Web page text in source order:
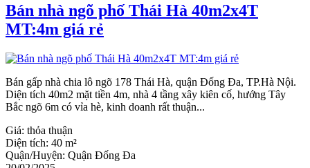
Bán nhà ngõ phố Thái Hà 40m2x4T
MT:4m giá rẻ
Bán gấp nhà chia lô ngõ 178 Thái Hà, quận Đống Đa, TP.Hà Nội.
Diện tích 40m2 mặt tiền 4m, nhà 4 tầng xây kiên cố, hướng Tây
Bắc ngõ 6m có vỉa hè, kinh doanh rất thuận...
Giá: thỏa thuận
Diện tích: 40 m²
Quận/Huyện: Quận Đống Đa